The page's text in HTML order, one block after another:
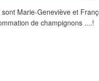
Marie-Geneviève et
de champignons ....!